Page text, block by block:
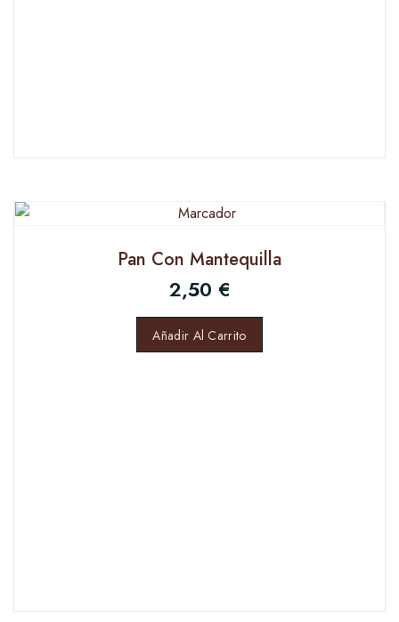
Pan Con Mantequilla
2,50 €
Añadir Al Carrito